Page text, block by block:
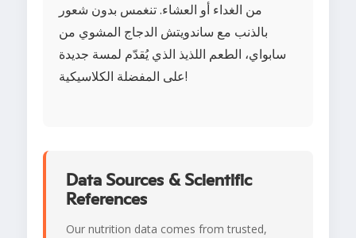
من الغداء أو العشاء. تنغمس بدون شعور
بالذنب مع ساندويتش الدجاج المشوي من
سابواي، الطعم اللذيذ الذي يُقدّم لمسة جديدة
على المفضلة الكلاسيكية!
Data Sources & Scientific
References
Our nutrition data comes from trusted,